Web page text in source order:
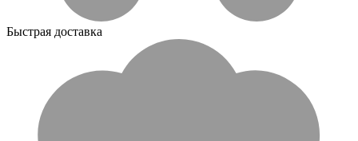
Быстрая доставка